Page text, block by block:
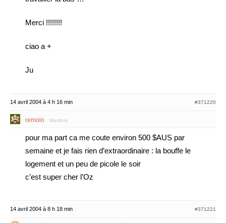
Merci !!!!!!!!
ciao a +
Ju
14 avril 2004 à 4 h 16 min #371220
remolo Membre
pour ma part ca me coute environ 500 $AUS par
semaine et je fais rien d’extraordinaire : la bouffe le
logement et un peu de picole le soir
c’est super cher l’Oz
14 avril 2004 à 8 h 18 min #371221